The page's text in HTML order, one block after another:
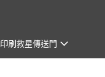
印刷救星傳送門